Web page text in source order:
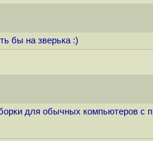
бы на зверька :)
для обычных компьютеров с